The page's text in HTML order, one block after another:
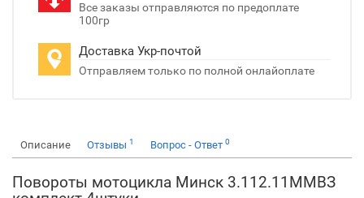
Все заказы отправляются по предоплате
100гр
Доставка Укр-почтой
Отправляем только по полной онлайоплате
Описание Отзывы 1 Вопрос - Ответ 0
Повороты мотоцикла Минск 3.112.11ММВЗ